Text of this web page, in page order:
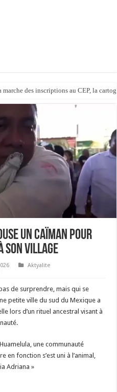
des inscriptions au CEP, la
un caïman pour
son village
Aktyalite
de surprendre, mais qui se
petite ville du sud du Mexique a
lors d’un rituel ancestral visant à
une communauté
en fonction s’est uni à l’animal,
Adriana »